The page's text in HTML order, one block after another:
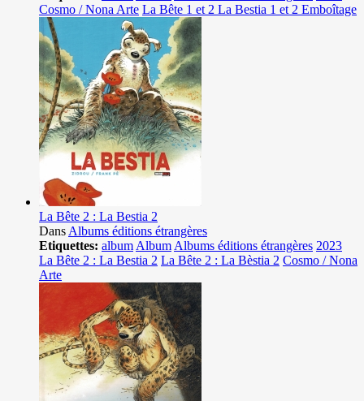
Cosmo / Nona Arte La Bête 1 et 2 La Bestia 1 et 2 Emboîtage
La Bête 2 : La Bestia 2
Dans Albums éditions étrangères
Etiquettes: album Album Albums éditions étrangères 2023
La Bête 2 : La Bestia 2 La Bête 2 : La Bèstia 2 Cosmo / Nona
Arte